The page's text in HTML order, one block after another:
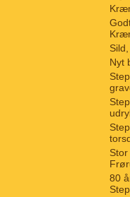
Nyt
80